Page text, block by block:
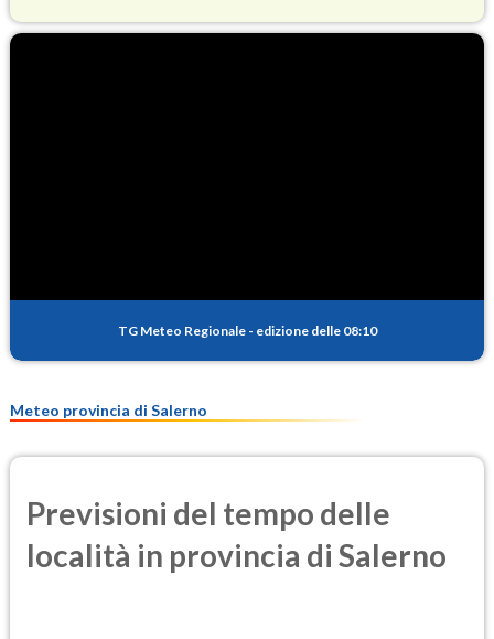
PM25
TG Meteo Regionale - edizione delle 08:10
Meteo provincia di Salerno
Previsioni del tempo delle
località in provincia di Salerno